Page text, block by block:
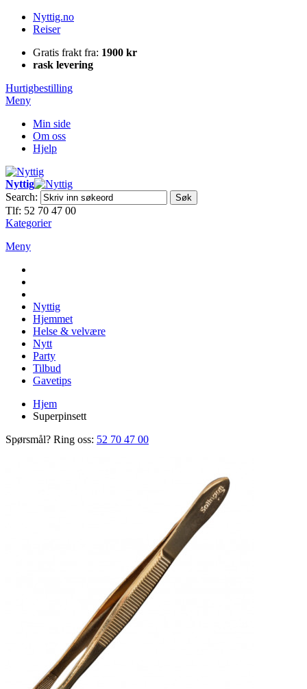
Nyttig.no
Reiser
Gratis frakt fra: 1900 kr
rask levering
Hurtigbestilling
Meny
Min side
Om oss
Hjelp
Nyttig
Search:
Søk
Tlf: 52 70 47 00
Kategorier
Meny
Nyttig
Hjemmet
Helse & velvære
Nytt
Party
Tilbud
Gavetips
Hjem
Superpinsett
Spørsmål? Ring oss: 52 70 47 00